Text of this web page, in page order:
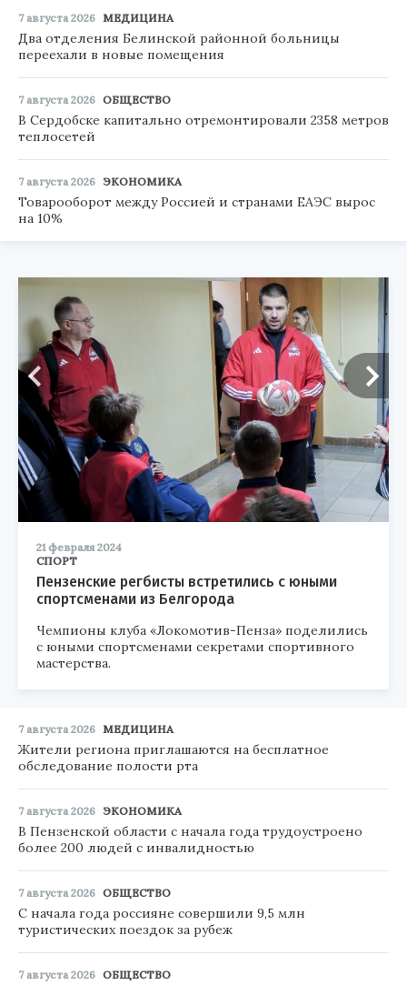
7 августа 2026 МЕДИЦИНА
Два отделения Белинской районной больницы
переехали в новые помещения
7 августа 2026 ОБЩЕСТВО
В Сердобске капитально отремонтировали 2358 метров
теплосетей
7 августа 2026 ЭКОНОМИКА
Товарооборот между Россией и странами ЕАЭС вырос
на 10%
21 февраля 2024
СПОРТ
Пензенские регбисты встретились с юными
спортсменами из Белгорода
Чемпионы клуба «Локомотив-Пенза» поделились
с юными спортсменами секретами спортивного
мастерства.
7 августа 2026 МЕДИЦИНА
Жители региона приглашаются на бесплатное
обследование полости рта
7 августа 2026 ЭКОНОМИКА
В Пензенской области с начала года трудоустроено
более 200 людей с инвалидностью
7 августа 2026 ОБЩЕСТВО
С начала года россияне совершили 9,5 млн
туристических поездок за рубеж
7 августа 2026 ОБЩЕСТВО